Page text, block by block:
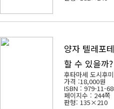
양자 텔레포
할 수 있을까?
후타마세 도시후미
가격 :18,000원
ISBN : 979-11-
페이지수 : 244쪽
판형: 135×210